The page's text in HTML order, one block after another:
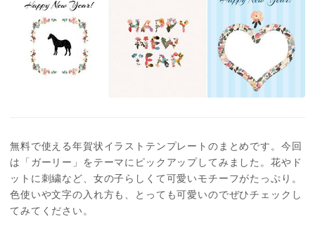
無料で使える年賀状イラストテンプレートのまとめです。今回
は「ガーリー」をテーマにピックアップしてみました。花やド
ットに刺繍など、女の子らしくて可愛いモチーフがたっぷり。
色使いや文字の入れ方も、とっても可愛いのでぜひチェックし
てみてください。